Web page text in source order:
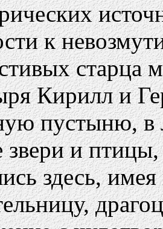
к
старца
Кирилл и
пустыню, в
и птицы,
здесь,